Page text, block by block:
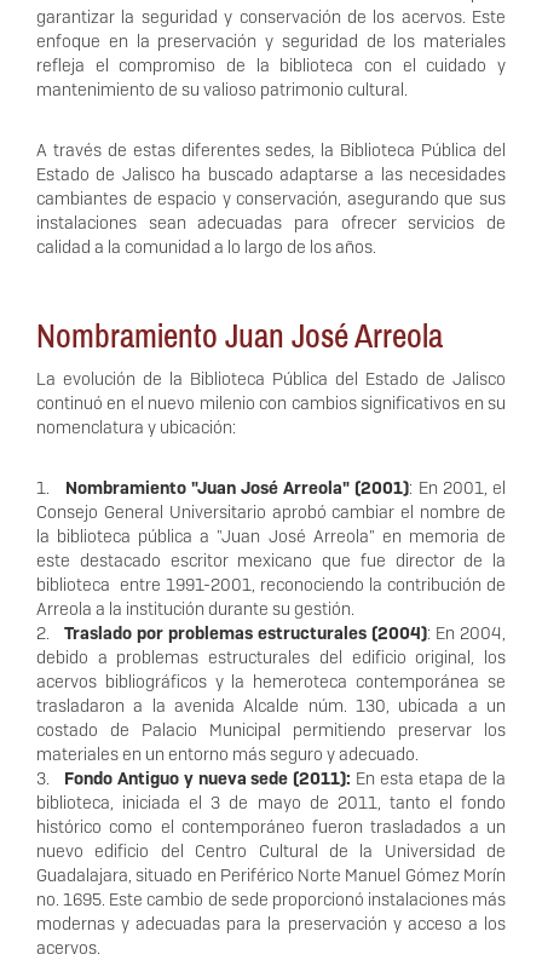
garantizar la seguridad y conservación de los acervos. Este
enfoque en la preservación y seguridad de los materiales
refleja el compromiso de la biblioteca con el cuidado y
mantenimiento de su valioso patrimonio cultural.
A través de estas diferentes sedes, la Biblioteca Pública del
Estado de Jalisco ha buscado adaptarse a las necesidades
cambiantes de espacio y conservación, asegurando que sus
instalaciones sean adecuadas para ofrecer servicios de
calidad a la comunidad a lo largo de los años.
Nombramiento Juan José Arreola
La evolución de la Biblioteca Pública del Estado de Jalisco
continuó en el nuevo milenio con cambios significativos en su
nomenclatura y ubicación:
1. Nombramiento "Juan José Arreola" (2001): En 2001, el
Consejo General Universitario aprobó cambiar el nombre de
la biblioteca pública a "Juan José Arreola" en memoria de
este destacado escritor mexicano que fue director de la
biblioteca entre 1991-2001, reconociendo la contribución de
Arreola a la institución durante su gestión.
2. Traslado por problemas estructurales (2004): En 2004,
debido a problemas estructurales del edificio original, los
acervos bibliográficos y la hemeroteca contemporánea se
trasladaron a la avenida Alcalde núm. 130, ubicada a un
costado de Palacio Municipal permitiendo preservar los
materiales en un entorno más seguro y adecuado.
3. Fondo Antiguo y nueva sede (2011): En esta etapa de la
biblioteca, iniciada el 3 de mayo de 2011, tanto el fondo
histórico como el contemporáneo fueron trasladados a un
nuevo edificio del Centro Cultural de la Universidad de
Guadalajara, situado en Periférico Norte Manuel Gómez Morín
no. 1695. Este cambio de sede proporcionó instalaciones más
modernas y adecuadas para la preservación y acceso a los
acervos.